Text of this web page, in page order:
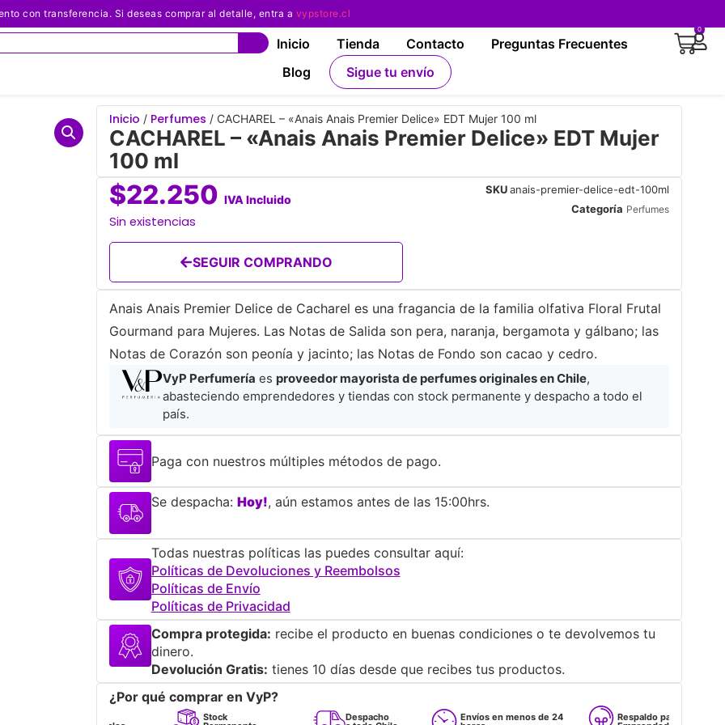
con transferencia. Si deseas comprar al detalle, entra a vypstore.cl
Inicio Tienda Contacto
Preguntas Frecuentes
Blog
Sigue tu envío
0
Inicio / Perfumes / CACHAREL – «Anais Anais Premier Delice» EDT Mujer 100 ml
CACHAREL – «Anais Anais Premier Delice» EDT Mujer
100 ml
$22.250 IVA Incluido
Sin existencias
SEGUIR COMPRANDO
SKUanais-premier-delice-edt-100ml
Categoría Perfumes
Anais Anais Premier Delice de Cacharel es una fragancia de la familia olfativa Floral Frutal
Gourmand para Mujeres. Las Notas de Salida son pera, naranja, bergamota y gálbano; las
Notas de Corazón son peonía y jacinto; las Notas de Fondo son cacao y cedro.
VyP Perfumería es proveedor mayorista de perfumes originales en Chile,
abasteciendo emprendedores y tiendas con stock permanente y despacho a todo el
país.
Paga con nuestros múltiples métodos de pago.
Se despacha: Hoy!, aún estamos antes de las 15:00hrs.
Todas nuestras políticas las puedes consultar aquí:
Políticas de Devoluciones y Reembolsos
Políticas de Envío
Políticas de Privacidad
Compra protegida: recibe el producto en buenas condiciones o te devolvemos tu
dinero.
Devolución Gratis: tienes 10 días desde que recibes tus productos.
¿Por qué comprar en VyP?
Stock Despacho Envíos en menos de 24 Respaldo para